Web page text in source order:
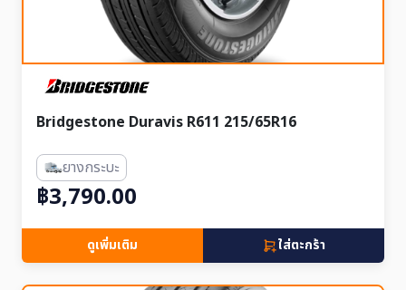
Bridgestone Duravis R611 215/65R16
ยางกระบะ
฿3,790.00
ดูเพิ่มเติม ใส่ตะกร้า